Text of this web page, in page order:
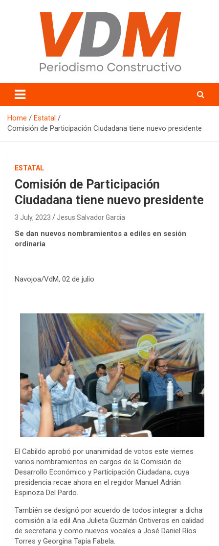
valledelmayo.com
Home
Estatal
Comisión de Participación Ciudadana tiene nuevo presidente
ESTATAL
Comisión de Participación
Ciudadana tiene nuevo presidente
3 July, 2023 Jesus Salvador Garcia
Se dan nuevos nombramientos a ediles en sesión
ordinaria
Navojoa/VdM, 02 de julio
El Cabildo aprobó por unanimidad de votos este viernes
varios nombramientos en cargos de la Comisión de
Desarrollo Económico y Participación Ciudadana, cuya
presidencia recae ahora en el regidor Manuel Adrián
Espinoza Del Pardo.
También se designó por acuerdo de todos integrar a dicha
comisión a la edil Ana Julieta Guzmán Ontiveros en calidad
de secretaria y como nuevos vocales a José Daniel Ríos
Torres y Georgina Tapia Fabela.